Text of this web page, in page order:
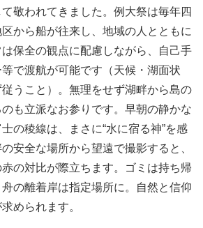
敬われてきました。例大祭は毎年四
から船が往来し、地域の人とともに
保全の観点に配慮しながら、自己手
で渡航が可能です（天候・湖面状
うこと）。無理をせず湖畔から島の
も立派なお参りです。早朝の静かな
の稜線は、まさに“水に宿る神”を感
安全な場所から望遠で撮影すると、
の対比が際立ちます。ゴミは持ち帰
の離着岸は指定場所に。自然と信仰
められます。